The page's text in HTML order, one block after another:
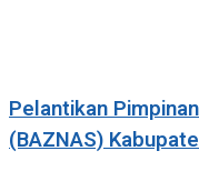
Pelantikan
(BAZNAS)